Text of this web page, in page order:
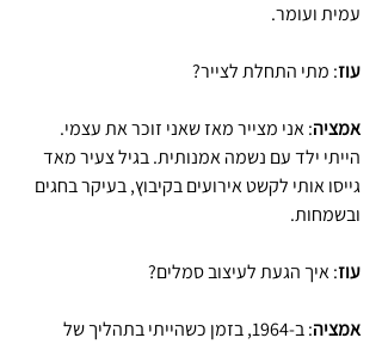
עמית ועומר.
עוז: מתי התחלת לצייר?
אמציה: אני מצייר מאז שאני זוכר את עצמי.
הייתי ילד עם נשמה אמנותית. בגיל צעיר מאד
גייסו אותי לקשט אירועים בקיבוץ, בעיקר בחגים
ובשמחות.
עוז: איך הגעת לעיצוב סמלים?
אמציה
: ב-1964, בזמן כשהייתי בתהליך של